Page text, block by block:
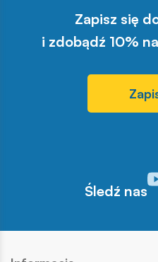
Zapisz się
i zdobądź 10%
Śledź nas